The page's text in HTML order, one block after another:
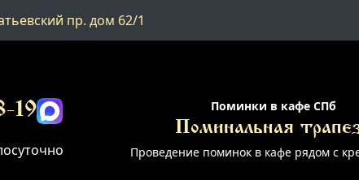
пр. дом 62/1
19 Поминки в кафе СПб
Поминальная
Проведение поминок в кафе рядом с